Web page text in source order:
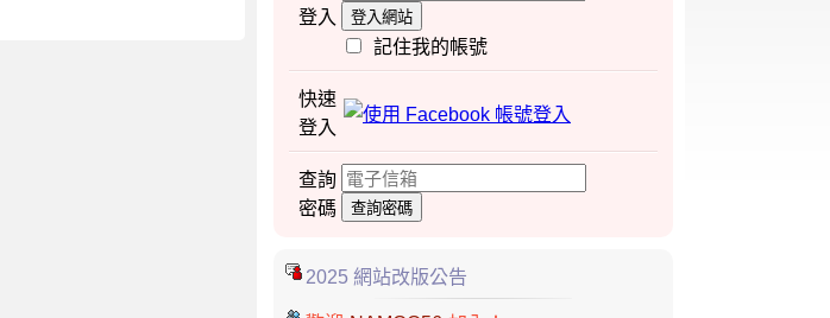
登入
登入網站
記住我的帳號
快速
登入
查詢
密碼
查詢密碼
2025 網站改版公告